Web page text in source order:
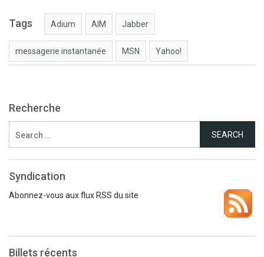
Tags Adium AIM Jabber
messagerie instantanée MSN Yahoo!
Recherche
for:
Syndication
Abonnez-vous aux flux RSS du site
Billets récents